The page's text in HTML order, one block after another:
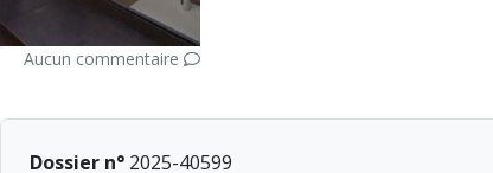
Aucun commentaire
Dossier n°2025-40599